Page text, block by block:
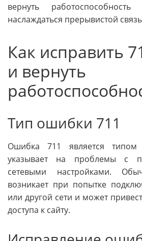
вернуть
наслаждаться прерывистой
Как исправить
и вернуть
Тип ошибки 711
Ошибка 711 является
указывает на проблемы с
сетевыми настройками.
возникает при попытке
или другой сети и может
доступа к сайту.